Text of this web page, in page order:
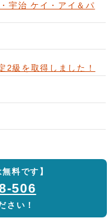
宇治 ケイ・アイ＆パ
2級を取得しました！
料です】
506
さい！